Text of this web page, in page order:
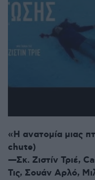
«Η ανατομία μιας
chute)
—Σκ. Ζιστίν Τριέ,
Τις, Σουάν Αρλό,